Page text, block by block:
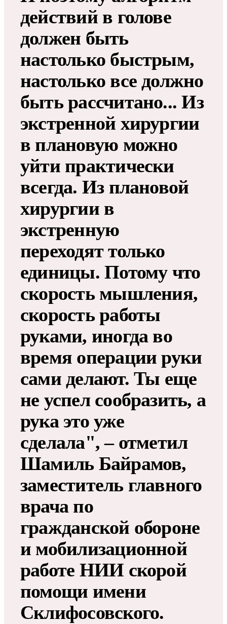
действий в голове
должен быть
настолько быстрым,
настолько все должно
быть рассчитано... Из
экстренной хирургии
в плановую можно
уйти практически
всегда. Из плановой
хирургии в
экстренную
переходят только
единицы. Потому что
скорость мышления,
скорость работы
руками, иногда во
время операции руки
сами делают. Ты еще
не успел сообразить, а
рука это уже
сделала", – отметил
Шамиль Байрамов,
заместитель главного
врача по
гражданской обороне
и мобилизационной
работе НИИ скорой
помощи имени
Склифосовского.